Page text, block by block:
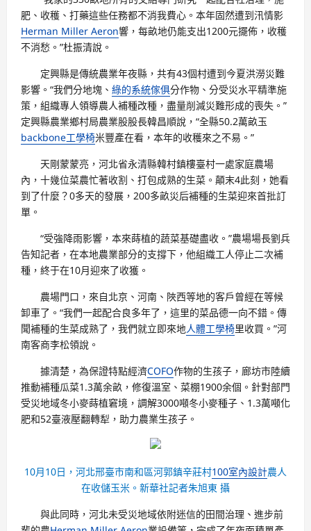
肥、收穫、打藥這些任務都不消我費心。本年固然遭到汛情影
Herman Miller Aeron響，每畝地仍能支出1200元擺佈，收穫
不消愁。”杜振清說。
定興縣是傳統農業年夜縣，共有43個村遭到今夏洪澇災難
影響。“我們分地塊、 綠的系統傢俱分作物、分受災水平精準施
策，組織專人領導農人補種改種，盡量削減災難形成的喪失。”
定興縣農業鄉村局農業股股長韓昌順說，“全縣50.2萬畝玉
backbone工學椅米豐產在看，本年的收穫來之不易。”
天剛蒙蒙亮，河北省永清縣韓村鎮樓臺村一處家庭農場
內，十幾位菜農忙著收割、打包成熟的生菜。顛末4此刻，她看
到了什麼？0多天的發展，200多畝災后補種的生菜迎來首批訂
單。
“受強降雨影響，本來蒔植的蔬菜基礎盡收。”農場場長劉兵
告知記者，在本地農業部分的支撐下，他組織工人停止二次補
種，終于在10月迎來了收獲。
農場門口，來自北京、河南、陜西等地的客戶曾經在等候
卸車了。“我們一起配合良多年了，這里的菜品德一向不錯。傳
聞補種的生菜成熟了，我們就立即來地人體工學椅里收買。”河
南客商李松領說。
據清楚，為保證特點經濟COFO作物的生孩子，廊坊市陸續
推動補種瓜菜1.3萬余畝，修復溫室、菜棚1900余個。針對部門
受災地域冬小麥蒔植窘境，調解3000噸冬小麥種子、1.3萬噸化
肥和52臺液壓翻轉犁，助力農業生孩子。
10月10日，河北邢臺市南和區河郭鎮辛莊村100室內設計農人
在收儲玉米。新華社記者朱旭東 攝
與此同時，河北未受災地域依附迷信的田間治理、進步前